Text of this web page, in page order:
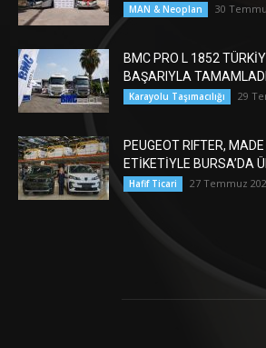
MAN & Neoplan 30
BMC PRO L 1852
BAŞARIYLA TAMAMLADI
Karayolu Taşımacılığı 29
PEUGEOT RIFTER,
ETİKETİYLE BURSA’DA
Hafif Ticari 27 Temmuz